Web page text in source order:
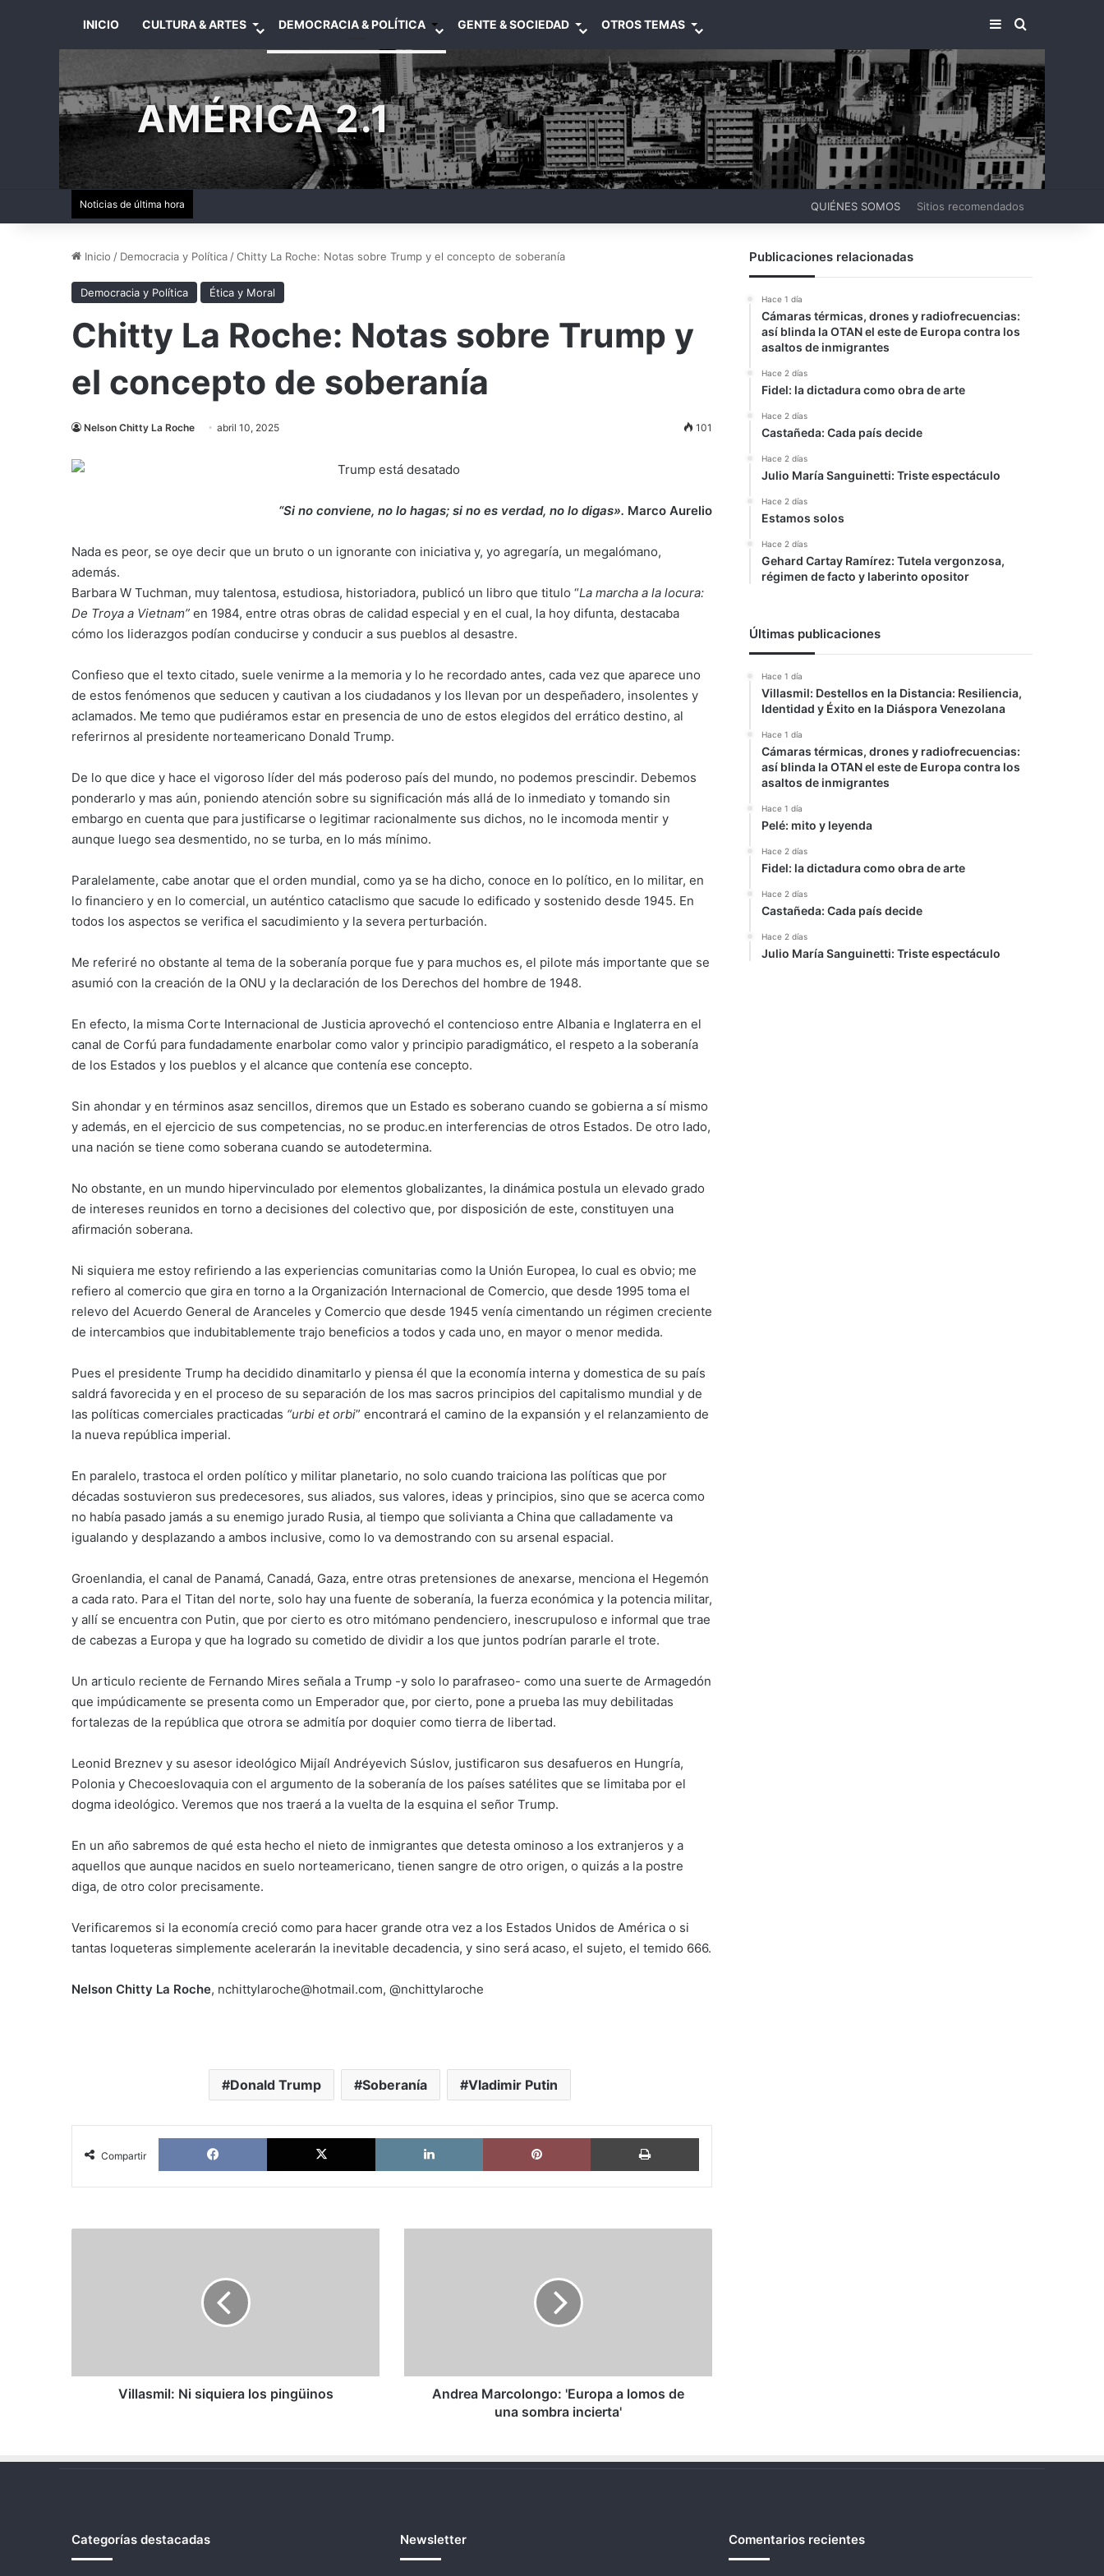
INICIO CULTURA & ARTES DEMOCRACIA & POLÍTICA GENTE & SOCIEDAD OTROS TEMAS BARRA LATERAL
BUSCAR
AMÉRICA 2.1
Noticias de última hora QUIÉNES SOMOS Sitios recomendados
Inicio / Democracia y Política /Chitty La Roche: Notas sobre Trump y el concepto de soberanía
Democracia y Política Ética y Moral
Chitty La Roche: Notas sobre Trump y
el concepto de soberanía
Nelson Chitty La Roche abril 10, 2025 101
“Si no conviene, no lo hagas; si no es verdad, no lo digas». Marco Aurelio
Nada es peor, se oye decir que un bruto o un ignorante con iniciativa y, yo agregaría, un megalómano,
además.
Barbara W Tuchman, muy talentosa, estudiosa, historiadora, publicó un libro que titulo “La marcha a la locura:
De Troya a Vietnam” en 1984, entre otras obras de calidad especial y en el cual, la hoy difunta, destacaba
cómo los liderazgos podían conducirse y conducir a sus pueblos al desastre.
Confieso que el texto citado, suele venirme a la memoria y lo he recordado antes, cada vez que aparece uno
de estos fenómenos que seducen y cautivan a los ciudadanos y los llevan por un despeñadero, insolentes y
aclamados. Me temo que pudiéramos estar en presencia de uno de estos elegidos del errático destino, al
referirnos al presidente norteamericano Donald Trump.
De lo que dice y hace el vigoroso líder del más poderoso país del mundo, no podemos prescindir. Debemos
ponderarlo y mas aún, poniendo atención sobre su significación más allá de lo inmediato y tomando sin
embargo en cuenta que para justificarse o legitimar racionalmente sus dichos, no le incomoda mentir y
aunque luego sea desmentido, no se turba, en lo más mínimo.
Paralelamente, cabe anotar que el orden mundial, como ya se ha dicho, conoce en lo político, en lo militar, en
lo financiero y en lo comercial, un auténtico cataclismo que sacude lo edificado y sostenido desde 1945. En
todos los aspectos se verifica el sacudimiento y la severa perturbación.
Me referiré no obstante al tema de la soberanía porque fue y para muchos es, el pilote más importante que se
asumió con la creación de la ONU y la declaración de los Derechos del hombre de 1948.
En efecto, la misma Corte Internacional de Justicia aprovechó el contencioso entre Albania e Inglaterra en el
canal de Corfú para fundadamente enarbolar como valor y principio paradigmático, el respeto a la soberanía
de los Estados y los pueblos y el alcance que contenía ese concepto.
Sin ahondar y en términos asaz sencillos, diremos que un Estado es soberano cuando se gobierna a sí mismo
y además, en el ejercicio de sus competencias, no se produc.en interferencias de otros Estados. De otro lado,
una nación se tiene como soberana cuando se autodetermina.
No obstante, en un mundo hipervinculado por elementos globalizantes, la dinámica postula un elevado grado
de intereses reunidos en torno a decisiones del colectivo que, por disposición de este, constituyen una
afirmación soberana.
Ni siquiera me estoy refiriendo a las experiencias comunitarias como la Unión Europea, lo cual es obvio; me
refiero al comercio que gira en torno a la Organización Internacional de Comercio, que desde 1995 toma el
relevo del Acuerdo General de Aranceles y Comercio que desde 1945 venía cimentando un régimen creciente
de intercambios que indubitablemente trajo beneficios a todos y cada uno, en mayor o menor medida.
Pues el presidente Trump ha decidido dinamitarlo y piensa él que la economía interna y domestica de su país
saldrá favorecida y en el proceso de su separación de los mas sacros principios del capitalismo mundial y de
las políticas comerciales practicadas “urbi et orbi” encontrará el camino de la expansión y el relanzamiento de
la nueva república imperial.
En paralelo, trastoca el orden político y militar planetario, no solo cuando traiciona las políticas que por
décadas sostuvieron sus predecesores, sus aliados, sus valores, ideas y principios, sino que se acerca como
no había pasado jamás a su enemigo jurado Rusia, al tiempo que solivianta a China que calladamente va
igualando y desplazando a ambos inclusive, como lo va demostrando con su arsenal espacial.
Groenlandia, el canal de Panamá, Canadá, Gaza, entre otras pretensiones de anexarse, menciona el Hegemón
a cada rato. Para el Titan del norte, solo hay una fuente de soberanía, la fuerza económica y la potencia militar,
y allí se encuentra con Putin, que por cierto es otro mitómano pendenciero, inescrupuloso e informal que trae
de cabezas a Europa y que ha logrado su cometido de dividir a los que juntos podrían pararle el trote.
Un articulo reciente de Fernando Mires señala a Trump -y solo lo parafraseo- como una suerte de Armagedón
que impúdicamente se presenta como un Emperador que, por cierto, pone a prueba las muy debilitadas
fortalezas de la república que otrora se admitía por doquier como tierra de libertad.
Leonid Breznev y su asesor ideológico Mijaíl Andréyevich Súslov, justificaron sus desafueros en Hungría,
Polonia y Checoeslovaquia con el argumento de la soberanía de los países satélites que se limitaba por el
dogma ideológico. Veremos que nos traerá a la vuelta de la esquina el señor Trump.
En un año sabremos de qué esta hecho el nieto de inmigrantes que detesta ominoso a los extranjeros y a
aquellos que aunque nacidos en suelo norteamericano, tienen sangre de otro origen, o quizás a la postre
diga, de otro color precisamente.
Verificaremos si la economía creció como para hacer grande otra vez a los Estados Unidos de América o si
tantas loqueteras simplemente acelerarán la inevitable decadencia, y sino será acaso, el sujeto, el temido 666.
Nelson Chitty La Roche, nchittylaroche@hotmail.com, @nchittylaroche
Donald Trump Soberanía Vladimir Putin
Compartir
Facebook X LinkedIn Pinterest Imprimir
Villasmil: Ni siquiera los pingüinos
incierta'
Andrea Marcolongo: 'Europa a lomos de
una sombra incierta'
Publicaciones relacionadas
Hace 1 día
Cámaras térmicas, drones y radiofrecuencias:
así blinda la OTAN el este de Europa contra los
asaltos de inmigrantes
Hace 2 días
Fidel: la dictadura como obra de arte
Hace 2 días
Castañeda: Cada país decide
Hace 2 días
Julio María Sanguinetti: Triste espectáculo
Hace 2 días
Estamos solos
Hace 2 días
Gehard Cartay Ramírez: Tutela vergonzosa,
régimen de facto y laberinto opositor
Últimas publicaciones
Hace 1 día
Villasmil: Destellos en la Distancia: Resiliencia,
Identidad y Éxito en la Diáspora Venezolana
Hace 1 día
Cámaras térmicas, drones y radiofrecuencias:
así blinda la OTAN el este de Europa contra los
asaltos de inmigrantes
Hace 1 día
Pelé: mito y leyenda
Hace 2 días
Fidel: la dictadura como obra de arte
Hace 2 días
Castañeda: Cada país decide
Hace 2 días
Julio María Sanguinetti: Triste espectáculo
Categorías destacadas Newsletter Comentarios recientes